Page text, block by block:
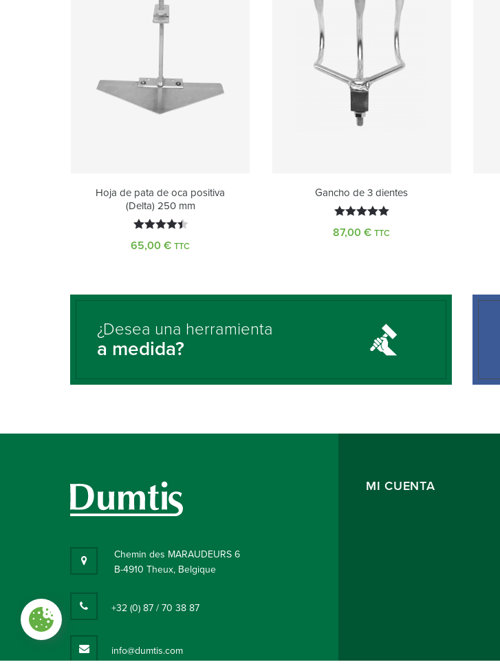
Hoja de pata de oca positiva
(Delta) 250 mm
65,00€ TTC
Gancho de 3 dientes
87,00€ TTC
¿Desea una herramienta
a medida?
Chemin des MARAUDEURS 6
B-4910 Theux, Belgique
+32 (0) 87 / 70 38 87
info@dumtis.com
MI CUENTA
Paramètres des cookies